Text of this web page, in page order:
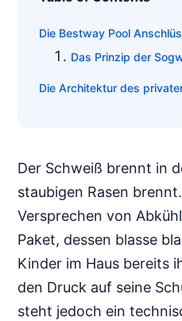
Die Bestway Pool
Das Prinzip der
Die Architektur des
Der Schweiß brennt in
staubigen Rasen
Versprechen von
Paket, dessen blasse
Kinder im Haus bereits
den Druck auf seine
steht jedoch ein